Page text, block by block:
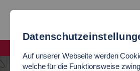
Auf unserer Webseite werden
welche für die Funktionsweise